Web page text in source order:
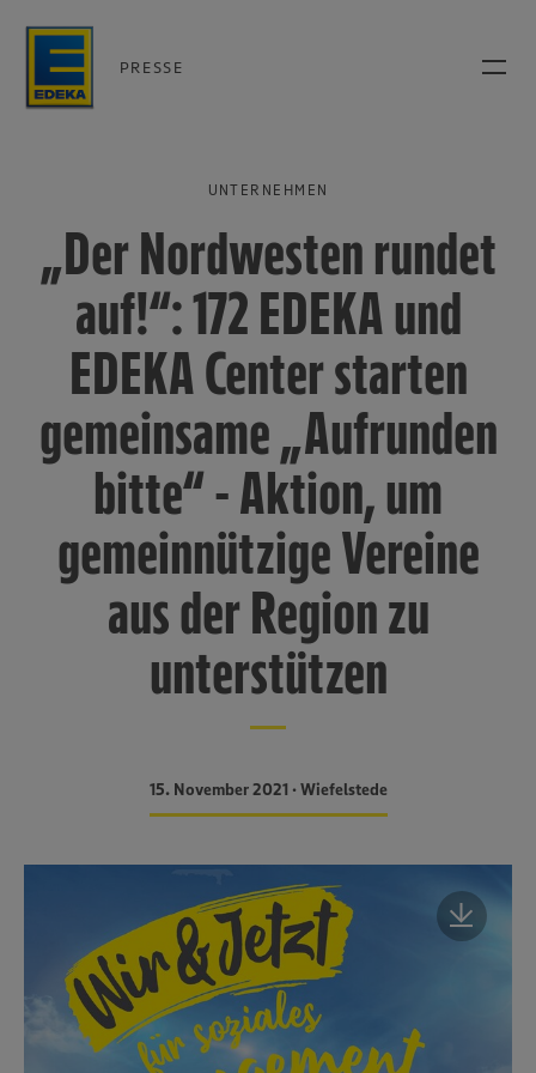
PRESSE
UNTERNEHMEN
„Der Nordwesten rundet
auf!“: 172 EDEKA und
EDEKA Center starten
gemeinsame „Aufrunden
bitte“ - Aktion, um
gemeinnützige Vereine
aus der Region zu
unterstützen
15. November 2021 • Wiefelstede